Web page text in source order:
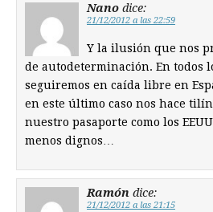
Nano dice:
21/12/2012 a las 22:59
Y la ilusión que nos
de autodeterminación. En todos
seguiremos en caída libre en
en este último caso nos hace
nuestro pasaporte como los
menos dignos…
Ramón dice:
21/12/2012 a las 21:15